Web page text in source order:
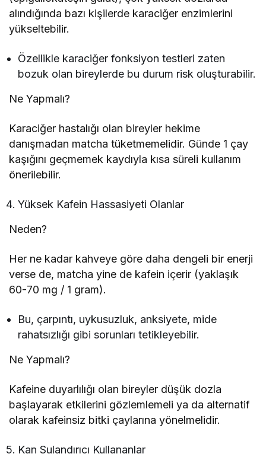
alındığında bazı kişilerde karaciğer enzimlerini
yükseltebilir.
Özellikle karaciğer fonksiyon testleri zaten
bozuk olan bireylerde bu durum risk oluşturabilir.
Ne Yapmalı?
Karaciğer hastalığı olan bireyler hekime
danışmadan matcha tüketmemelidir. Günde 1 çay
kaşığını geçmemek kaydıyla kısa süreli kullanım
önerilebilir.
Yüksek Kafein Hassasiyeti Olanlar
Neden?
Her ne kadar kahveye göre daha dengeli bir enerji
verse de, matcha yine de kafein içerir (yaklaşık
60-70 mg / 1 gram).
Bu, çarpıntı, uykusuzluk, anksiyete, mide
rahatsızlığı gibi sorunları tetikleyebilir.
Ne Yapmalı?
Kafeine duyarlılığı olan bireyler düşük dozla
başlayarak etkilerini gözlemlemeli ya da alternatif
olarak kafeinsiz bitki çaylarına yönelmelidir.
Kan Sulandırıcı Kullananlar